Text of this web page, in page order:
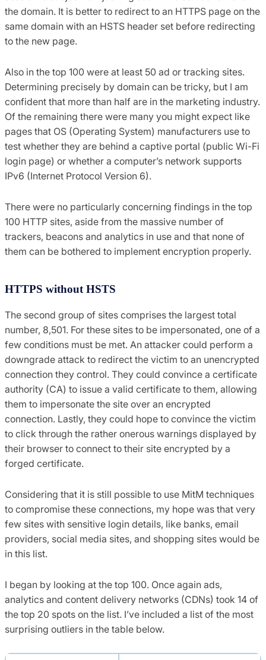
the domain. It is better to redirect to an HTTPS page on the
same domain with an HSTS header set before redirecting
to the new page.
Also in the top 100 were at least 50 ad or tracking sites.
Determining precisely by domain can be tricky, but I am
confident that more than half are in the marketing industry.
Of the remaining there were many you might expect like
pages that OS (Operating System) manufacturers use to
test whether they are behind a captive portal (public Wi-Fi
login page) or whether a computer’s network supports
IPv6 (Internet Protocol Version 6).
There were no particularly concerning findings in the top
100 HTTP sites, aside from the massive number of
trackers, beacons and analytics in use and that none of
them can be bothered to implement encryption properly.
HTTPS without HSTS
The second group of sites comprises the largest total
number, 8,501. For these sites to be impersonated, one of a
few conditions must be met. An attacker could perform a
downgrade attack to redirect the victim to an unencrypted
connection they control. They could convince a certificate
authority (CA) to issue a valid certificate to them, allowing
them to impersonate the site over an encrypted
connection. Lastly, they could hope to convince the victim
to click through the rather onerous warnings displayed by
their browser to connect to their site encrypted by a
forged certificate.
Considering that it is still possible to use MitM techniques
to compromise these connections, my hope was that very
few sites with sensitive login details, like banks, email
providers, social media sites, and shopping sites would be
in this list.
I began by looking at the top 100. Once again ads,
analytics and content delivery networks (CDNs) took 14 of
the top 20 spots on the list. I’ve included a list of the most
surprising outliers in the table below.